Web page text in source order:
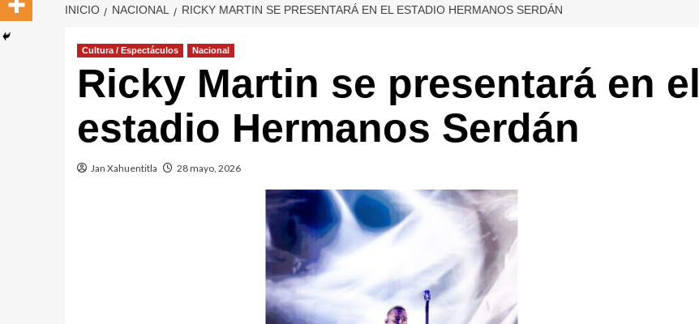
INICIO NACIONAL RICKY MARTIN SE PRESENTARÁ EN EL ESTADIO HERMANOS SERDÁN
Cultura / Espectáculos Nacional
Ricky Martin se presentará en el
estadio Hermanos Serdán
Jan Xahuentitla 28 mayo, 2026